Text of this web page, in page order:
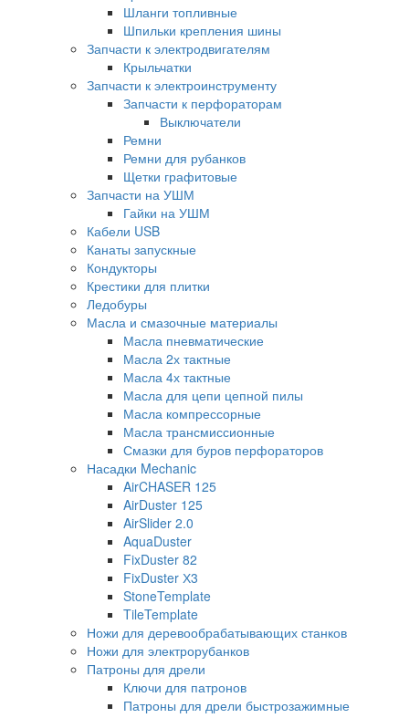
Шланги топливные
Шпильки крепления шины
Запчасти к электродвигателям
Крыльчатки
Запчасти к электроинструменту
Запчасти к перфораторам
Выключатели
Ремни
Ремни для рубанков
Щетки графитовые
Запчасти на УШМ
Гайки на УШМ
Кабели USB
Канаты запускные
Кондукторы
Крестики для плитки
Ледобуры
Масла и смазочные материалы
Масла пневматические
Масла 2х тактные
Масла 4х тактные
Масла для цепи цепной пилы
Масла компрессорные
Масла трансмиссионные
Смазки для буров перфораторов
Насадки Mechanic
AirCHASER 125
AirDuster 125
AirSlider 2.0
AquaDuster
FixDuster 82
FixDuster Х3
StoneTemplate
TileTemplate
Ножи для деревообрабатывающих станков
Ножи для электрорубанков
Патроны для дрели
Ключи для патронов
Патроны для дрели быстрозажимные